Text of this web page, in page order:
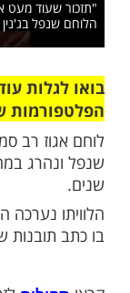
מעט אתה כבר
בג'נין
עוד תוכן